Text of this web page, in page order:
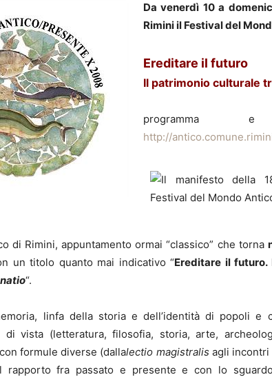
Da venerdì 10 a
Rimini il Festival del
Ereditare il futuro
Il patrimonio culturale
programma
http://
di Rimini, appuntamento ormai “classico” che torna
un titolo quanto mai indicativo “Ereditare il
“.
linfa della storia e dell’identità di popoli e
di vista (letteratura, filosofia, storia, arte,
formule diverse (dallalectio magistralis agli incontri
rapporto fra passato e presente e con lo